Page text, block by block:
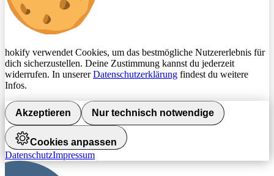
hokify verwendet Cookies, um das bestmögliche Nutzererlebnis für
dich sicherzustellen. Deine Zustimmung kannst du jederzeit
widerrufen. In unsererDatenschutzerklärung findest du weitere
Infos.
Akzeptieren Nur technisch notwendige
Cookies anpassen
DatenschutzImpressum